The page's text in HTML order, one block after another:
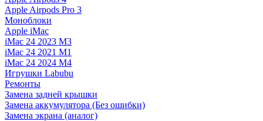
Apple Airpods Pro 3
Моноблоки
Apple iMac
iMac 24 2023 M3
iMac 24 2021 M1
iMac 24 2024 M4
Игрушки Labubu
Ремонты
Замена задней крышки
Замена аккумулятора (Без ошибки)
Замена экрана (аналог)